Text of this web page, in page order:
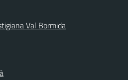
Val Bormida